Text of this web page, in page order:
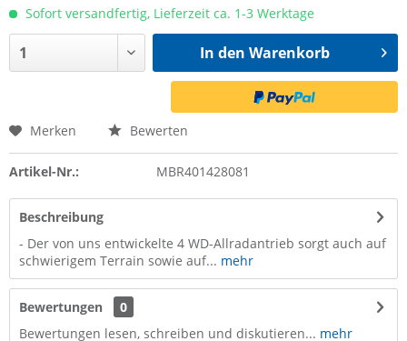
Sofort versandfertig, Lieferzeit ca. 1-3 Werktage
In den Warenkorb
Merken Bewerten
Artikel-Nr.: MBR401428081
Beschreibung
- Der von uns entwickelte 4 WD-Allradantrieb sorgt auch auf
schwierigem Terrain sowie auf... mehr
Bewertungen
0
Bewertungen lesen, schreiben und diskutieren... mehr